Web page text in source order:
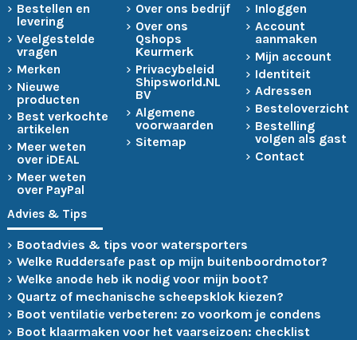
Bestellen en
levering
Veelgestelde
vragen
Merken
Nieuwe
producten
Best verkochte
artikelen
Meer weten
over iDEAL
Meer weten
over PayPal
Over ons bedrijf
Over ons
Qshops
Keurmerk
Privacybeleid
Shipsworld.NL
BV
Algemene
voorwaarden
Sitemap
Inloggen
Account
aanmaken
Mijn account
Identiteit
Adressen
Besteloverzicht
Bestelling
volgen als gast
Contact
Advies & Tips
Bootadvies & tips voor watersporters
Welke Ruddersafe past op mijn buitenboordmotor?
Welke anode heb ik nodig voor mijn boot?
Quartz of mechanische scheepsklok kiezen?
Boot ventilatie verbeteren: zo voorkom je condens
Boot klaarmaken voor het vaarseizoen: checklist